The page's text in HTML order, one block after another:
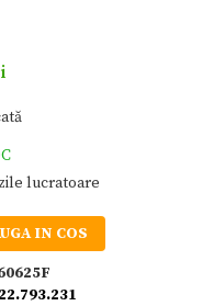
lucratoare
IN COS